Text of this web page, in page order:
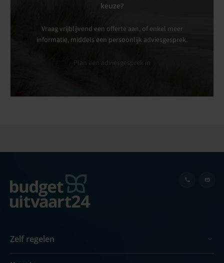
keuze?
Vraag vrijblijvend een offerte aan, of enkel meer
informatie, middels een persoonlijk adviesgesprek.
Plan een adviesgesprek in
Zelf regelen